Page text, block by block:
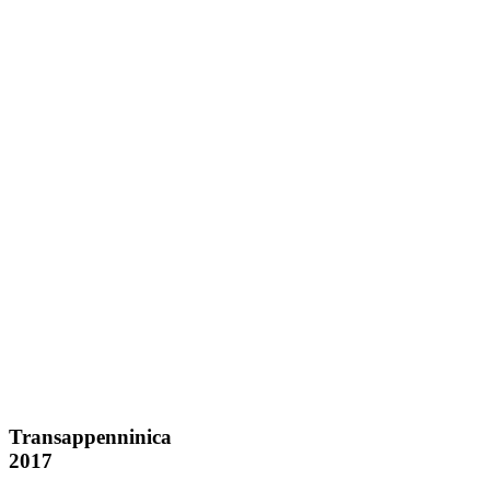
Transappenninica
2017
Transappenninica
2017